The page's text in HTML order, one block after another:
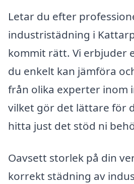
Letar du efter
industristädning i
kommit rätt. Vi erbjuder
du enkelt kan jämföra
från olika experter inom
vilket gör det lättare för
hitta just det stöd ni
Oavsett storlek på din
korrekt städning av